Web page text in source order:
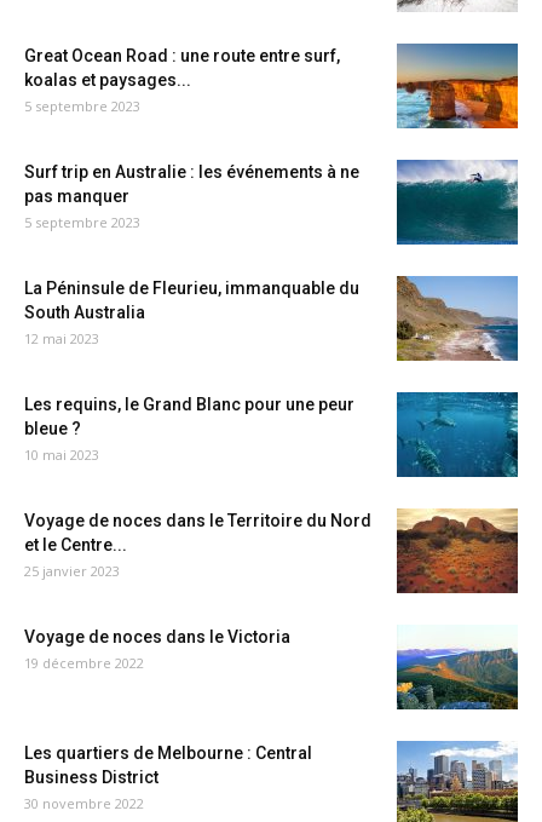
Great Ocean Road : une route entre surf,
koalas et paysages...
5 septembre 2023
Surf trip en Australie : les événements à ne
pas manquer
5 septembre 2023
La Péninsule de Fleurieu, immanquable du
South Australia
12 mai 2023
Les requins, le Grand Blanc pour une peur
bleue ?
10 mai 2023
Voyage de noces dans le Territoire du Nord
et le Centre...
25 janvier 2023
Voyage de noces dans le Victoria
19 décembre 2022
Les quartiers de Melbourne : Central
Business District
30 novembre 2022